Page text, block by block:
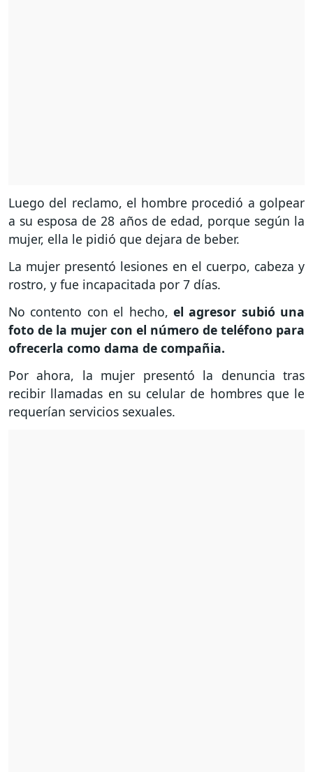
Luego del reclamo, el hombre procedió a golpear
a su esposa de 28 años de edad, porque según la
mujer, ella le pidió que dejara de beber.
La mujer presentó lesiones en el cuerpo, cabeza y
rostro, y fue incapacitada por 7 días.
No contento con el hecho, el agresor subió una
foto de la mujer con el número de teléfono para
ofrecerla como dama de compañia.
Por ahora, la mujer presentó la denuncia tras
recibir llamadas en su celular de hombres que le
requerían servicios sexuales.